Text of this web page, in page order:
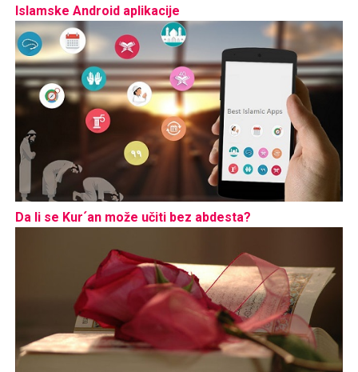
Islamske Android aplikacije
Da li se Kur´an može učiti bez abdesta?